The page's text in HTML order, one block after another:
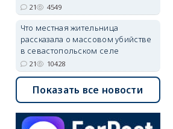
21 4549
Что местная жительница
рассказала о массовом убийстве
в севастопольском селе
21 10428
Показать все новости